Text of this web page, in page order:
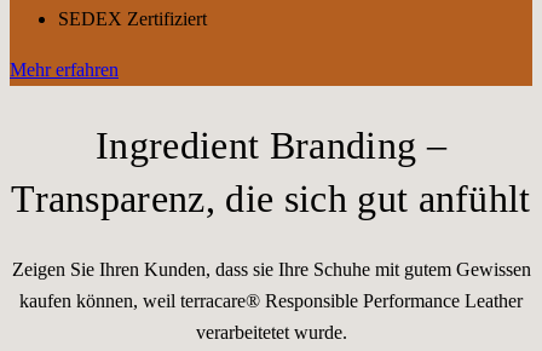
SEDEX Zertifiziert
Mehr erfahren
Ingredient Branding –
Transparenz, die sich gut anfühlt
Zeigen Sie Ihren Kunden, dass sie Ihre Schuhe mit gutem Gewissen
kaufen können, weil terracare® Responsible Performance Leather
verarbeitetet wurde.